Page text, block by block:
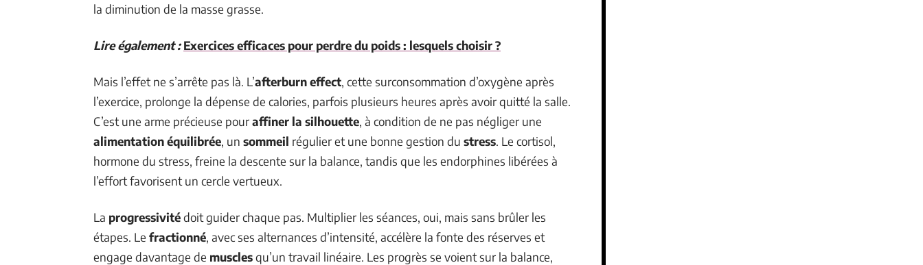
la diminution de la masse grasse.
Lire également : Exercices efficaces pour perdre du poids : lesquels choisir ?
Mais l’effet ne s’arrête pas là. L’afterburn effect, cette surconsommation d’oxygène après
l’exercice, prolonge la dépense de calories, parfois plusieurs heures après avoir quitté la salle.
C’est une arme précieuse pouraffiner la silhouette, à condition de ne pas négliger une
alimentation équilibrée, un sommeil régulier et une bonne gestion du stress. Le cortisol,
hormone du stress, freine la descente sur la balance, tandis que les endorphines libérées à
l’effort favorisent un cercle vertueux.
La progressivitédoit guider chaque pas. Multiplier les séances, oui, mais sans brûler les
étapes. Le fractionné, avec ses alternances d’intensité, accélère la fonte des réserves et
engage davantage de musclesqu’un travail linéaire. Les progrès se voient sur la balance,